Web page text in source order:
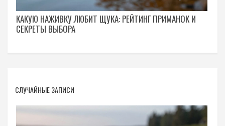
КАКУЮ НАЖИВКУ ЛЮБИТ ЩУКА: РЕЙТИНГ ПРИМАНОК И
СЕКРЕТЫ ВЫБОРА
СЛУЧАЙНЫЕ ЗАПИСИ